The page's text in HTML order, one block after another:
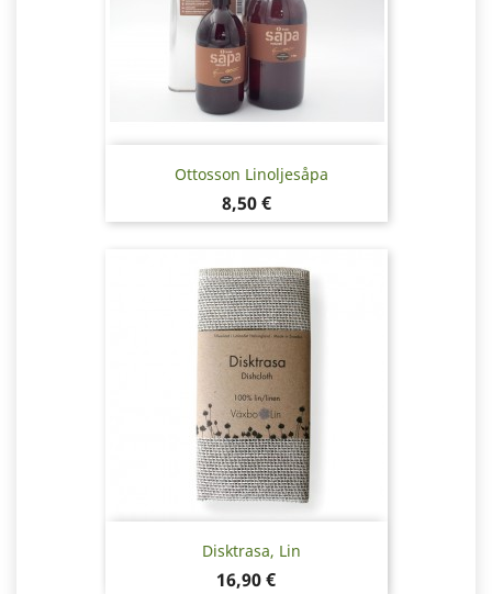
Ottosson Linoljesåpa
Pris
8,50 €
Disktrasa, Lin
Pris
16,90 €